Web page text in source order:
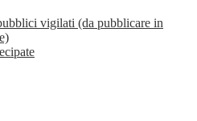
vigilati (da pubblicare in